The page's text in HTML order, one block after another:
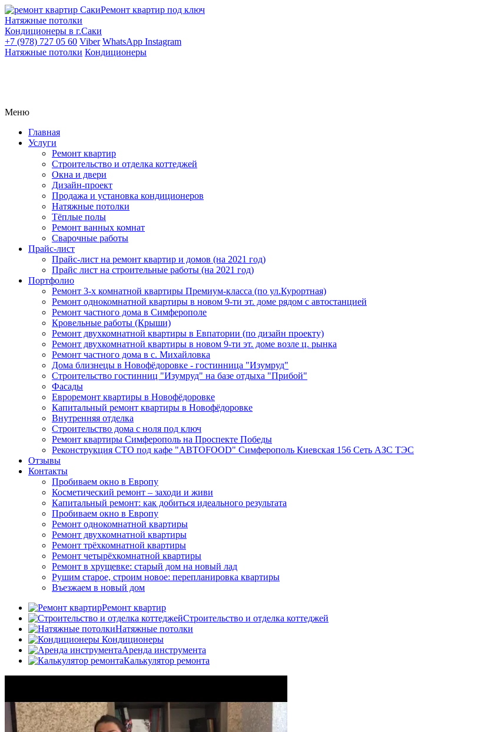
Ремонт квартир под ключ
Натяжные потолки
Кондиционеры в г.Саки
+7 (978) 727 05 60 Viber WhatsApp Instagram
Натяжные потолки Кондиционеры
Меню
Главная
Услуги
Ремонт квартир
Строительство и отделка коттеджей
Окна и двери
Дизайн-проект
Продажа и установка кондиционеров
Натяжные потолки
Тёплые полы
Ремонт ванных комнат
Сварочные работы
Прайс-лист
Прайс-лист на ремонт квартир и домов (на 2021 год)
Прайс лист на строительные работы (на 2021 год)
Портфолио
Ремонт 3-х комнатной квартиры Премиум-класса (по ул.Курортная)
Ремонт однокомнатной квартиры в новом 9-ти эт. доме рядом с автостанцией
Ремонт частного дома в Симферополе
Кровельные работы (Крыши)
Ремонт двухкомнатной квартиры в Евпатории (по дизайн проекту)
Ремонт двухкомнатной квартиры в новом 9-ти эт. доме возле ц. рынка
Ремонт частного дома в с. Михайловка
Дома близнецы в Новофёдоровке - гостинница "Изумруд"
Строительство гостинниц "Изумруд" на базе отдыха "Прибой"
Фасады
Евроремонт квартиры в Новофёдоровке
Капитальный ремонт квартиры в Новофёдоровке
Внутренняя отделка
Строительство дома с ноля под ключ
Ремонт квартиры Симферополь на Проспекте Победы
Реконструкция СТО под кафе "АВТОFOOD" Симферополь Киевская 156 Сеть АЗС ТЭС
Отзывы
Контакты
Пробиваем окно в Европу
Косметический ремонт – заходи и живи
Капитальный ремонт: как добиться идеального результата
Пробиваем окно в Европу
Ремонт однокомнатной квартиры
Ремонт двухкомнатной квартиры
Ремонт трёхкомнатной квартиры
Ремонт четырёхкомнатной квартиры
Ремонт в хрущевке: старый дом на новый лад
Рушим старое, строим новое: перепланировка квартиры
Въезжаем в новый дом
Ремонт квартир
Строительство и отделка коттеджей
Натяжные потолки
Кондиционеры
Аренда инструмента
Калькулятор ремонта